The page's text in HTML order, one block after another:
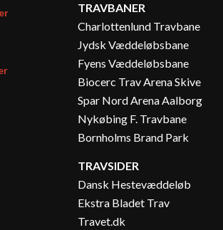
TRAVBANER
Charlottenlund Travbane
Jydsk Væddeløbsbane
Fyens Væddeløbsbane
Biocerc Trav Arena Skive
Spar Nord Arena Aalborg
Nykøbing F. Travbane
Bornholms Brand Park
TRAVSIDER
Dansk Hestevæddeløb
Ekstra Bladet Trav
Travet.dk